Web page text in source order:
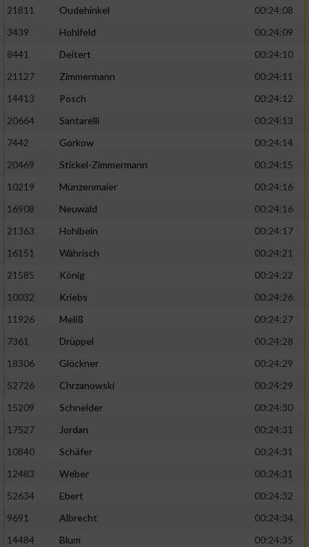
21811 Oudehinkel
00:24:08
3439
Hohlfeld
00:24:09
8441
Deitert
00:24:10
21127
Zimmermann
00:24:11
14413
Posch
00:24:12
20664
Santarelli
00:24:13
7442
Gorkow
00:24:14
20469
Stickel-Zimmermann
00:24:15
10219
Münzenmaier
00:24:16
16908
Neuwald
00:24:16
21363
Hohlbein
00:24:17
16151
Währisch
00:24:21
21585
König
00:24:22
10032
Kriebs
00:24:26
11926
Meliß
00:24:27
7361
Drüppel
00:24:28
18306
Glöckner
00:24:29
52726
Chrzanowski
00:24:29
15209
Schneider
00:24:30
17527
Jordan
00:24:31
10840
Schäfer
00:24:31
12483
Weber
00:24:31
52634
Ebert
00:24:32
9691
Albrecht
00:24:34
14484
Blum
00:24:35